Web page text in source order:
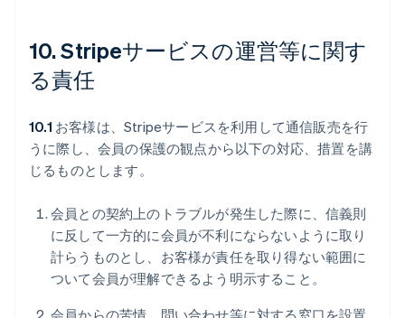
10. Stripeサービスの運営等に関す
る責任
10.1 お客様は、Stripeサービスを利用して通信販売を行
うに際し、会員の保護の観点から以下の対応、措置を講
じるものとします。
会員との契約上のトラブルが発生した際に、信義則
に反して一方的に会員が不利にならないように取り
計らうものとし、お客様が責任を取り得ない範囲に
ついて会員が理解できるよう明示すること。
会員からの苦情、問い合わせ等に対する窓口を設置